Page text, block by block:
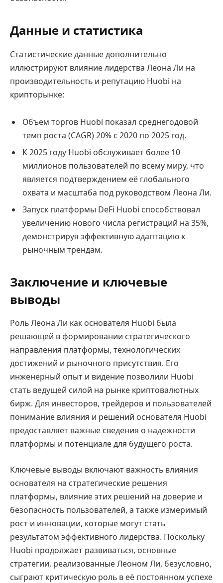
Данные и статистика
Статистические данные дополнительно
иллюстрируют влияние лидерства Леона Ли на
производительность и репутацию Huobi на
крипторынке:
Объем торгов Huobi показал среднегодовой
темп роста (CAGR) 20% с 2020 по 2025 год.
К 2025 году Huobi обслуживает более 10
миллионов пользователей по всему миру, что
является подтверждением её глобального
охвата и масштаба под руководством Леона Ли.
Запуск платформы DeFi Huobi способствовал
увеличению нового числа регистраций на 35%,
демонстрируя эффективную адаптацию к
рыночным трендам.
Заключение и ключевые
выводы
Роль Леона Ли как основателя Huobi была
решающей в формировании стратегического
направления платформы, технологических
достижений и рыночного присутствия. Его
инженерный опыт и видение позволили Huobi
стать ведущей силой на рынке криптовалютных
бирж. Для инвесторов, трейдеров и пользователей
понимание влияния и решений основателя Huobi
предоставляет важные сведения о надежности
платформы и потенциале для будущего роста.
Ключевые выводы включают важность влияния
основателя на стратегические решения
платформы, влияние этих решений на доверие и
безопасность пользователей, а также измеримый
рост и инновации, которые могут стать
результатом эффективного лидерства. Поскольку
Huobi продолжает развиваться, основные
стратегии, реализованные Леоном Ли, безусловно,
сыграют критическую роль в её постоянном успехе